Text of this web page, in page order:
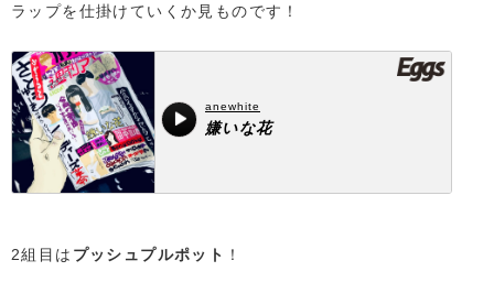
ラップを仕掛けていくか見ものです！
2組目は プッシュプルポット ！